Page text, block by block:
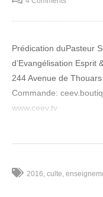
Prédication duPasteur
d’Evangélisation Esprit
244 Avenue de
Commande:
www.ceev.tv
(Visited 105 times, 1
2016 culte